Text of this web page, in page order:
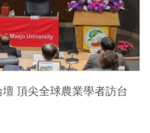
頂尖全球農業學者訪台